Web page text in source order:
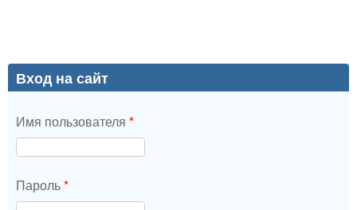
Вход на сайт
Имя пользователя *
Пароль*